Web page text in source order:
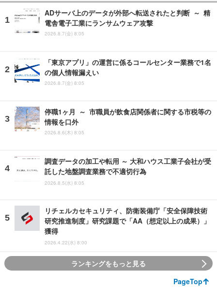
ADサーバ上のデータが外部へ転送されたと判断 ～ 精
電舎電子工業にランサムウェア攻撃
2026.8.7(金) 8:05
「東京アプリ」の運営に係るコールセンター業務で1名
の個人情報漏えい
2026.8.7(金) 8:05
停職1ヶ月 ～ 市職員が飲食店関係者に関する市税等の
情報を口外
2026.8.6(木) 8:05
調査データの加工や転用 ～ 大和ハウス工業子会社が受
託した地盤調査業務で不適切行為
2026.8.5(水) 8:05
リチェルカセキュリティ、防衛装備庁「安全保障技術
研究推進制度」研究課題で「AA（想定以上の成果）」
獲得
2026.4.22(水) 8:00
ランキングをもっと見る
PageTop